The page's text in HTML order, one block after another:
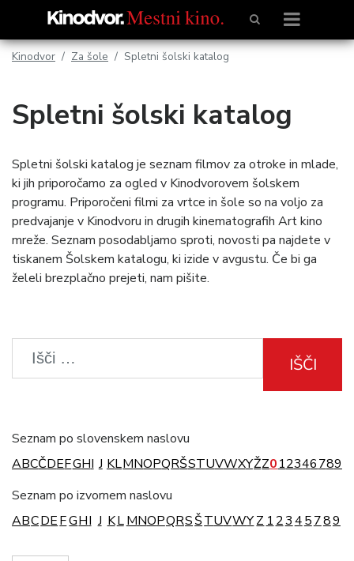
Kinodvor Za šole Spletni šolski katalog
Spletni šolski katalog
Spletni šolski katalog je seznam filmov za otroke in mlade,
ki jih priporočamo za ogled v Kinodvorovem šolskem
programu. Priporočeni filmi za vrtce in šole so na voljo za
predvajanje v Kinodvoru in drugih kinematografih Art kino
mreže. Seznam posodabljamo sproti, novosti pa najdete v
tiskanem Šolskem katalogu, ki izide v avgustu. Če bi ga
želeli brezplačno prejeti, nam pišite.
IŠČI
Seznam po slovenskem naslovu
ABCČDEFGHI J KLMNOPQRŠSTUVWXYŽZ012346789
Seznam po izvornem naslovu
ABCDEFGHI J KLMNOPQRSŠTUVWYZ 1 2345789